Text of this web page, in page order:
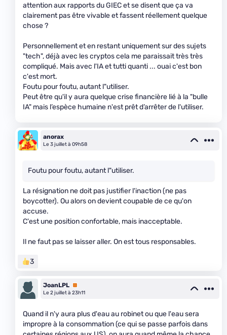
attention aux rapports du GIEC et se disent que ça va
clairement pas être vivable et fassent réellement quelque
chose ?
Personnellement et en restant uniquement sur des sujets
"tech", déjà avec les cryptos cela me paraissait très très
compliqué. Mais avec l'IA et tutti quanti ... ouai c'est bon
c'est mort.
Foutu pour foutu, autant l"utiliser.
Peut être qu'il y aura quelque crise financière lié à la "bulle
IA" mais l’espèce humaine n'est prêt d’arrêter de l'utiliser.
anorax
Le 3 juillet à 09h58
Foutu pour foutu, autant l"utiliser.
La résignation ne doit pas justifier l'inaction (ne pas
boycotter). Ou alors on devient coupable de ce qu'on
accuse.
C'est une position confortable, mais inacceptable.
Il ne faut pas se laisser aller. On est tous responsables.
3
JoanLPL Premium
Le 2 juillet à 23h11
Quand il n'y aura plus d'eau au robinet ou que l'eau sera
impropre à la consommation (ce qui se passe parfois dans